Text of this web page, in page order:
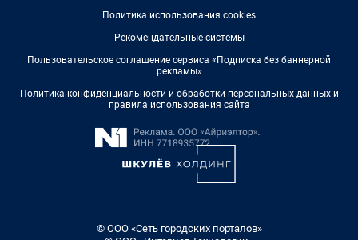
Политика использования cookies
Рекомендательные системы
Пользовательское соглашение сервиса «Подписка без баннерной
рекламы»
Политика конфиденциальности и обработки персональных данных и
правила использования сайта
© ООО «Сеть городских порталов»